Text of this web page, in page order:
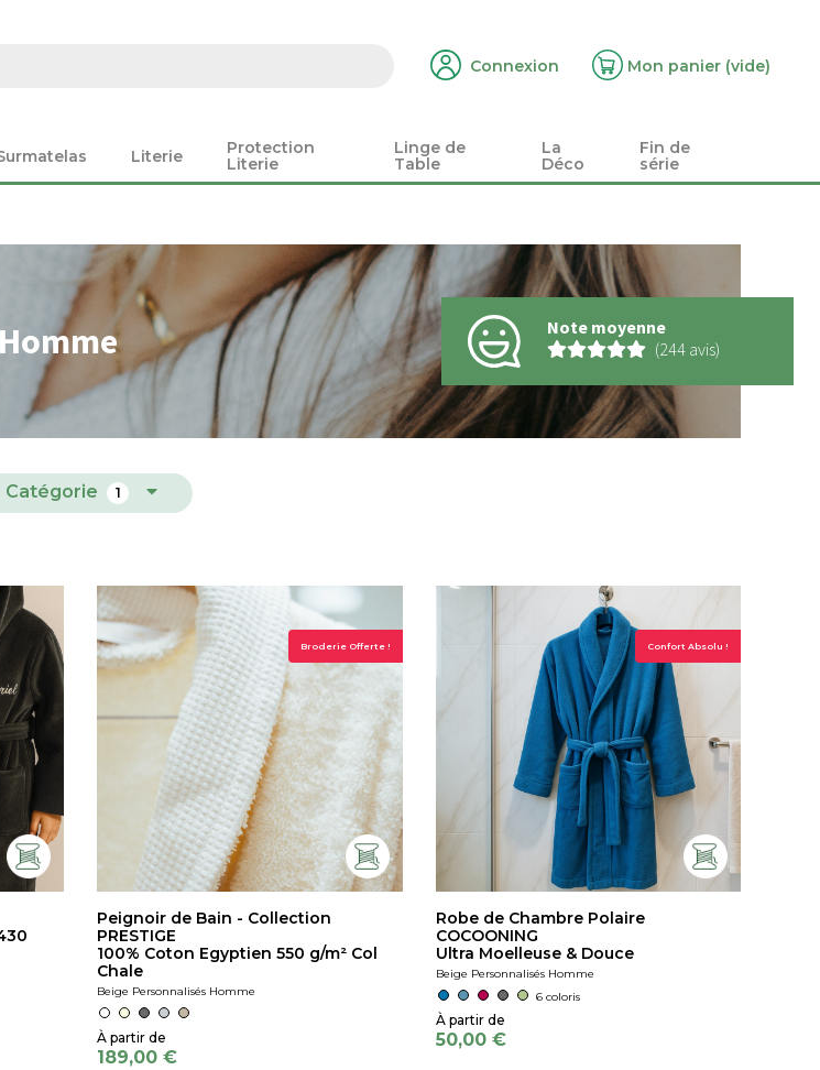
Connexion Mon panier (vide)
Literie
Protection
Literie
Linge de
Table
La
Déco
Fin de
série
Note moyenne
(244 avis)
Catégorie 1
Broderie Offerte !
Peignoir de Bain - Collection
PRESTIGE
100% Coton Egyptien 550 g/m² Col
Chale
Beige Personnalisés Homme
189,00 €
Confort Absolu !
Robe de Chambre Polaire
COCOONING
Ultra Moelleuse & Douce
Beige Personnalisés Homme
6 coloris
50,00 €